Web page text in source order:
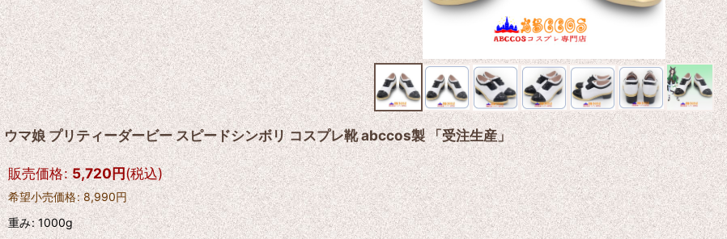
ウマ娘 プリティーダービー スピードシンボリ コスプレ靴 abccos製 「受注生産」
販売価格: 5,720円(税込)
希望小売価格: 8,990円
重み:1000g